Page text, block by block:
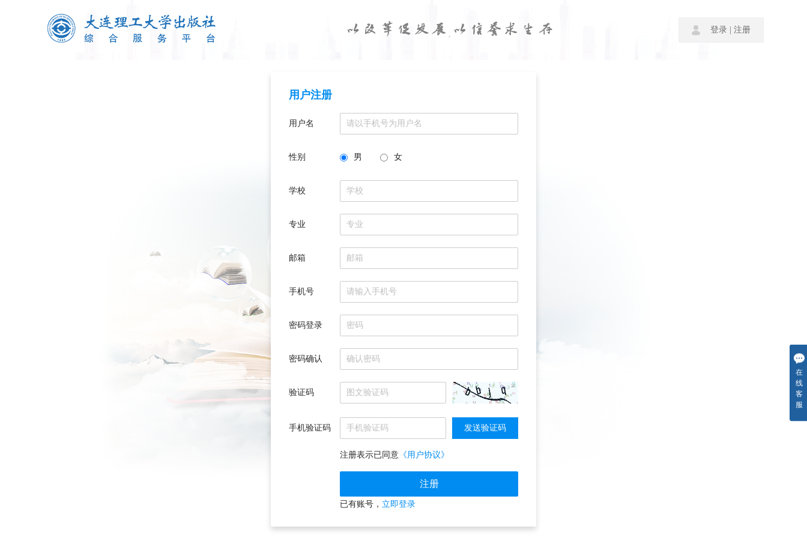
登录 注册
用户注册
用户名
性别 男 女
学校
专业
邮箱
手机号
密码登录
密码确认
验证码
手机验证码
注册表示已同意 《用户协议》
已有账号， 立即登录
在
线
客
服